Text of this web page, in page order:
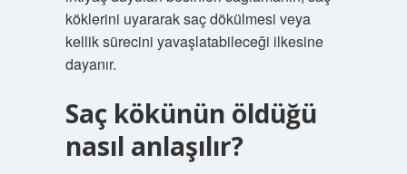
köklerini uyararak saç dökülmesi veya
kellik sürecini yavaşlatabileceği ilkesine
dayanır.
Saç kökünün öldüğü
nasıl anlaşılır?